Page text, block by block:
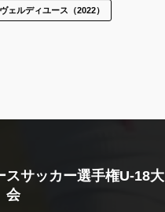
ェルディユース（2022）
スサッカー選手権U-18大
会